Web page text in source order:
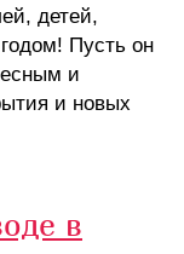
детей,
Пусть он
и
и новых
в